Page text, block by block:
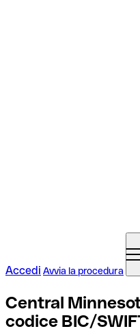
Accedi Avvia la procedura
Central
codice BIC/